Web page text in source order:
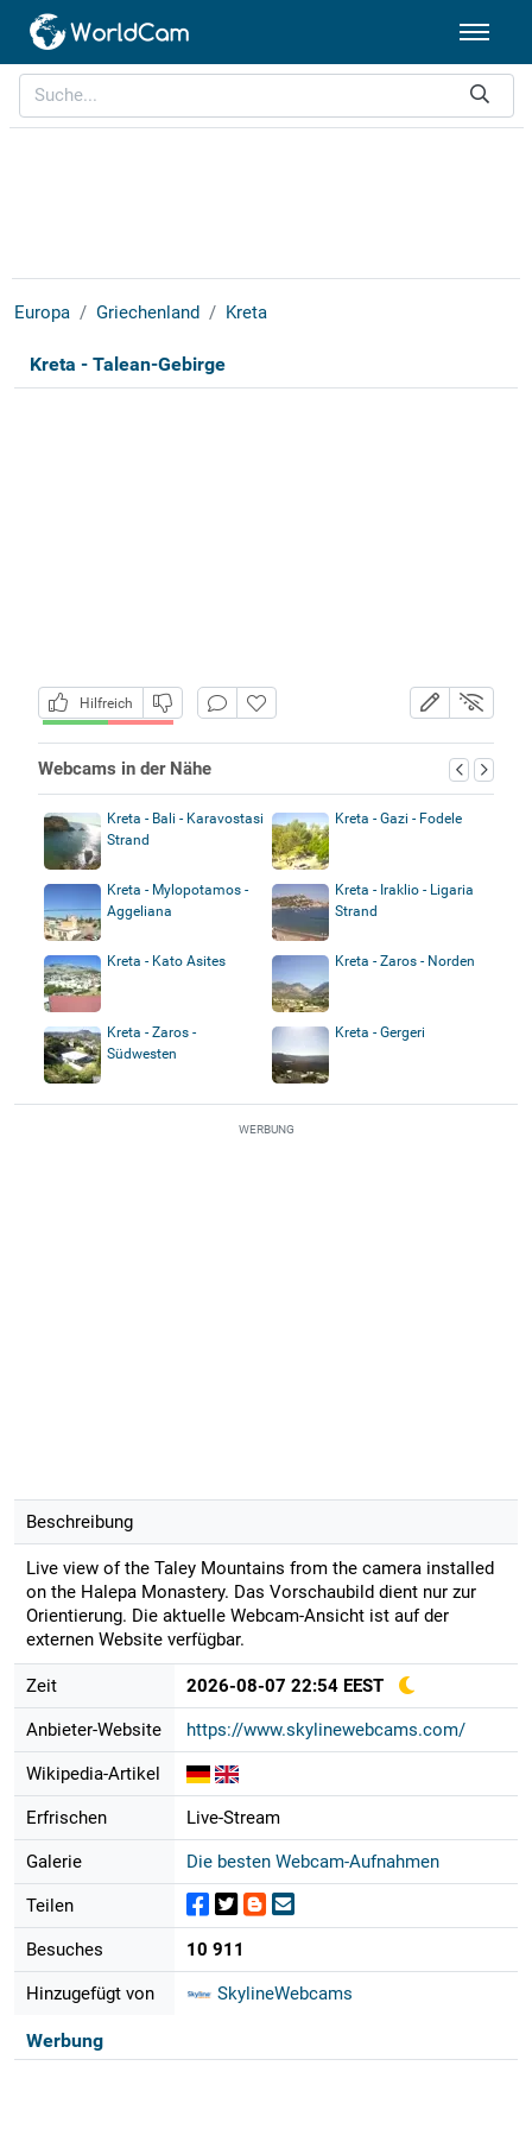
Europa Griechenland Kreta
Kreta - Talean-Gebirge
Hilfreich
Webcams in der Nähe
Kreta - Bali - Karavostasi
Strand
Kreta - Gazi - Fodele
Kreta - Mylopotamos -
Aggeliana
Kreta - Iraklio - Ligaria
Strand
Kreta - Kato Asites Kreta - Zaros - Norden
Kreta - Zaros -
Südwesten
Kreta - Gergeri
WERBUNG
Beschreibung
Live view of the Taley Mountains from the camera installed
on the Halepa Monastery. Das Vorschaubild dient nur zur
Orientierung. Die aktuelle Webcam-Ansicht ist auf der
externen Website verfügbar.
Zeit 2026-08-07 22:54 EEST
Anbieter-Website https://www.skylinewebcams.com/
Wikipedia-Artikel
Erfrischen Live-Stream
Galerie Die besten Webcam-Aufnahmen
Teilen
Besuches 10 911
Hinzugefügt von SkylineWebcams
Werbung